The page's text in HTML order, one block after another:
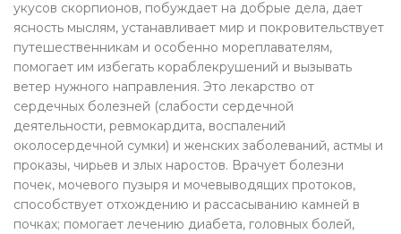
укусов скорпионов, побуждает на добрые дела, дает
ясность мыслям, устанавливает мир и покровительствует
путешественникам и особенно мореплавателям,
помогает им избегать кораблекрушений и вызывать
ветер нужного направления. Это лекарство от
сердечных болезней (слабости сердечной
деятельности, ревмокардита, воспалений
околосердечной сумки) и женских заболеваний, астмы и
проказы, чирьев и злых наростов. Врачует болезни
почек, мочевого пузыря и мочевыводящих протоков,
способствует отхождению и рассасыванию камней в
почках; помогает лечению диабета, головных болей,